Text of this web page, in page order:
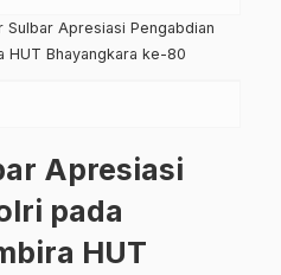
Sulbar Apresiasi Pengabdian
HUT Bhayangkara ke-80
Apresiasi
pada
HUT